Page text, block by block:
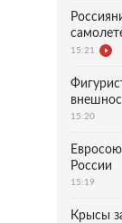
15:21
15:20
России
15:19
Крысы